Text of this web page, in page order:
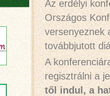
Az erdélyi
Országos
versenyeznek
továbbjutott
A
regisztrálni a
től indul, a